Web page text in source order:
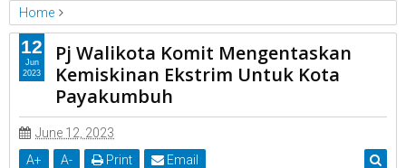
Home
Unlabelled
Pj Walikota Komit Mengentaskan Kemiskinan Ekstrim Untuk
Kota Payakumbuh
Pj Walikota Komit Mengentaskan
Kemiskinan Ekstrim Untuk Kota
Payakumbuh
June 12, 2023
A+ A- Print Email
12
Jun
2023